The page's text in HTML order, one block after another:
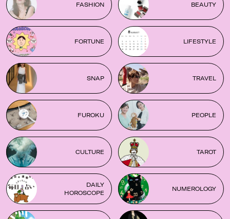
FASHION BEAUTY
FORTUNE LIFESTYLE
SNAP TRAVEL
FUROKU PEOPLE
CULTURE TAROT
DAILY
HOROSCOPE
NUMEROLOGY